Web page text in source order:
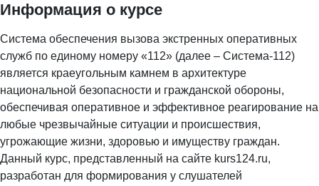
Информация о курсе
Система обеспечения вызова экстренных оперативных
служб по единому номеру «112» (далее – Система-112)
является краеугольным камнем в архитектуре
национальной безопасности и гражданской обороны,
обеспечивая оперативное и эффективное реагирование на
любые чрезвычайные ситуации и происшествия,
угрожающие жизни, здоровью и имуществу граждан.
Данный курс, представленный на сайте kurs124.ru,
разработан для формирования у слушателей